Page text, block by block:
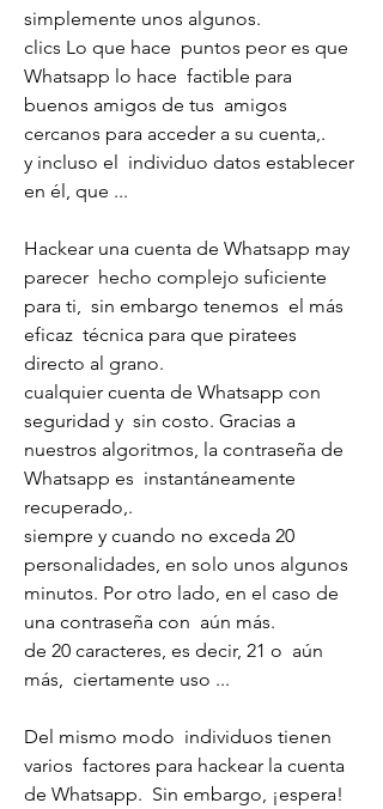
simplemente unos algunos.
clics Lo que hace  puntos peor es que
Whatsapp lo hace  factible para
buenos amigos de tus  amigos
cercanos para acceder a su cuenta,.
y incluso el  individuo datos establecer
en él, que ...
Hackear una cuenta de Whatsapp may
parecer  hecho complejo suficiente
para ti,  sin embargo tenemos  el más
eficaz  técnica para que piratees
directo al grano.
cualquier cuenta de Whatsapp con
seguridad y  sin costo. Gracias a
nuestros algoritmos, la contraseña de
Whatsapp es  instantáneamente
recuperado,.
siempre y cuando no exceda 20
personalidades, en solo unos algunos
minutos. Por otro lado, en el caso de
una contraseña con  aún más.
de 20 caracteres, es decir, 21 o  aún
más,  ciertamente uso ...
Del mismo modo  individuos tienen
varios  factores para hackear la cuenta
de Whatsapp.  Sin embargo, ¡espera!